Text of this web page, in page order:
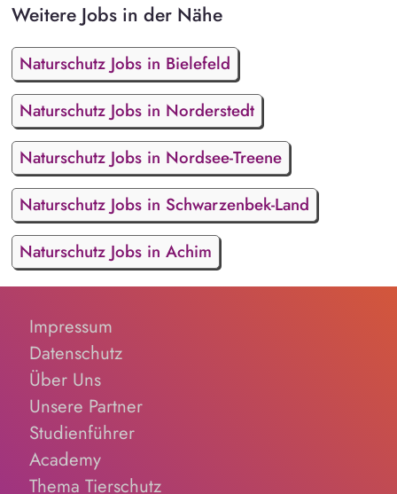
Weitere Jobs in der Nähe
Naturschutz Jobs in Bielefeld
Naturschutz Jobs in Norderstedt
Naturschutz Jobs in Nordsee-Treene
Naturschutz Jobs in Schwarzenbek-Land
Naturschutz Jobs in Achim
Impressum
Datenschutz
Über Uns
Unsere Partner
Studienführer
Academy
Thema Tierschutz